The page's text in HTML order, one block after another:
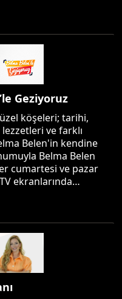
Geziyoruz
köşeleri; tarihi,
ve farklı
Belen'in kendine
Belma Belen
cumartesi ve pazar
ekranlarında…